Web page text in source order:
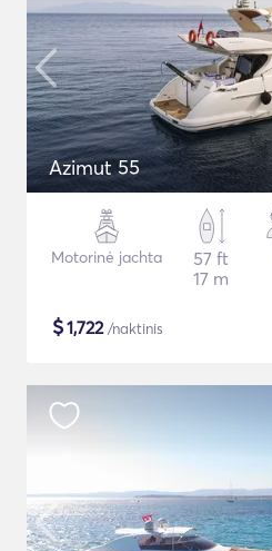
Azimut 55
Motorinė jachta
57 ft
17 m
$1,722/naktinis